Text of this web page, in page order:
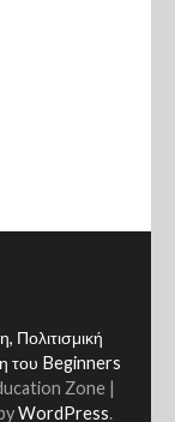
Πολιτισμική
του Beginners
Zone |
WordPress.